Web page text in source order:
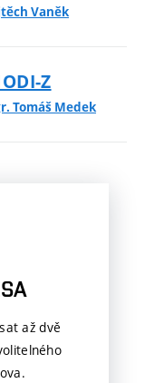
Vaněk
Z
Tomáš Medek
až dvě